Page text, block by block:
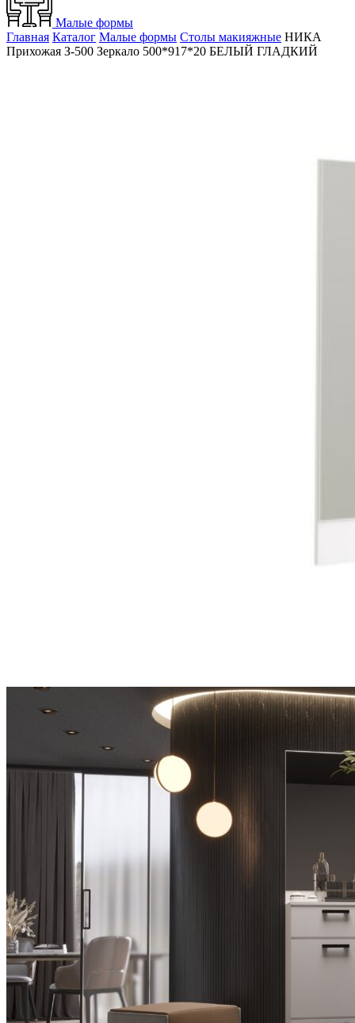
Малые формы
Главная Каталог Малые формы Столы макияжные НИКА
Прихожая З-500 Зеркало 500*917*20 БЕЛЫЙ ГЛАДКИЙ